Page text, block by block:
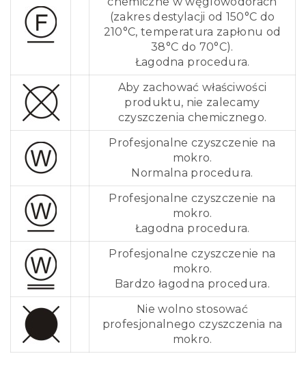
(zakres destylacji od 150°C do
210°C, temperatura zapłonu od
38°C do 70°C).
Łagodna procedura.
Aby zachować właściwości
produktu, nie zalecamy
czyszczenia chemicznego.
Profesjonalne czyszczenie na
mokro.
Normalna procedura.
Profesjonalne czyszczenie na
mokro.
Łagodna procedura.
Profesjonalne czyszczenie na
mokro.
Bardzo łagodna procedura.
Nie wolno stosować
profesjonalnego czyszczenia na
mokro.